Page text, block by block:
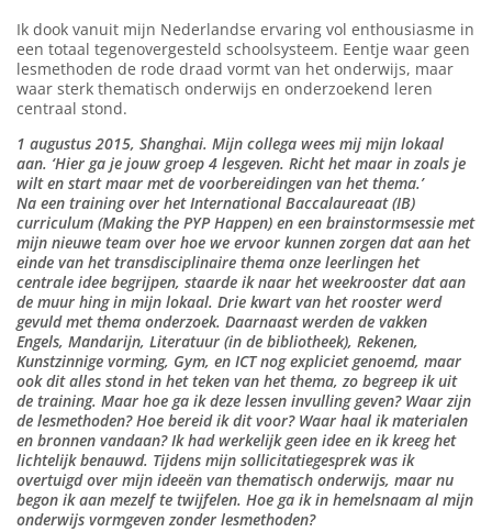
Ik dook vanuit mijn Nederlandse ervaring vol enthousiasme in
een totaal tegenovergesteld schoolsysteem. Eentje waar geen
lesmethoden de rode draad vormt van het onderwijs, maar
waar sterk thematisch onderwijs en onderzoekend leren
centraal stond.
1 augustus 2015, Shanghai. Mijn collega wees mij mijn lokaal
aan. ‘Hier ga je jouw groep 4 lesgeven. Richt het maar in zoals je
wilt en start maar met de voorbereidingen van het thema.’
Na een training over het International Baccalaureaat (IB)
curriculum (Making the PYP Happen) en een brainstormsessie met
mijn nieuwe team over hoe we ervoor kunnen zorgen dat aan het
einde van het transdisciplinaire thema onze leerlingen het
centrale idee begrijpen, staarde ik naar het weekrooster dat aan
de muur hing in mijn lokaal. Drie kwart van het rooster werd
gevuld met thema onderzoek. Daarnaast werden de vakken
Engels, Mandarijn, Literatuur (in de bibliotheek), Rekenen,
Kunstzinnige vorming, Gym, en ICT nog expliciet genoemd, maar
ook dit alles stond in het teken van het thema, zo begreep ik uit
de training. Maar hoe ga ik deze lessen invulling geven? Waar zijn
de lesmethoden? Hoe bereid ik dit voor? Waar haal ik materialen
en bronnen vandaan? Ik had werkelijk geen idee en ik kreeg het
lichtelijk benauwd. Tijdens mijn sollicitatiegesprek was ik
overtuigd over mijn ideeën van thematisch onderwijs, maar nu
begon ik aan mezelf te twijfelen. Hoe ga ik in hemelsnaam al mijn
onderwijs vormgeven zonder lesmethoden?